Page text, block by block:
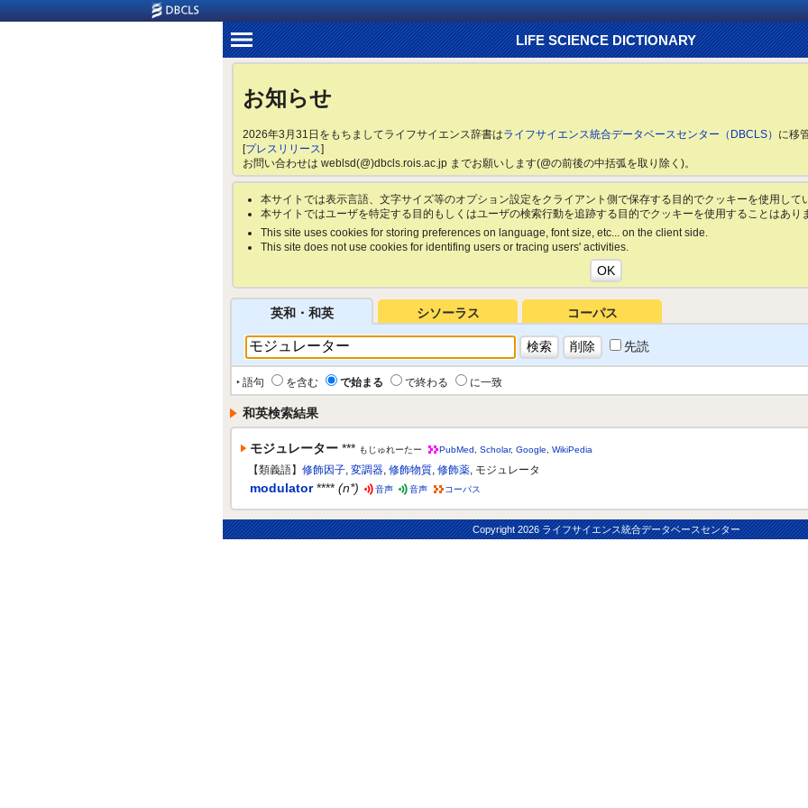
LIFE SCIENCE DICTIONARY
お知らせ
2026年3月31日をもちましてライフサイエンス辞書はライフサイエンス統合データベースセンター（DBCLS） に移
[プレスリリース]
お問い合わせは weblsd(@)dbcls.rois.ac.jp までお願いします(@の前後の中括弧を取り除く)。
本サイトでは表示言語、文字サイズ等のオプション設定をクライアント側で保存する目的でクッキーを使用して
本サイトではユーザを特定する目的もしくはユーザの検索行動を追跡する目的でクッキーを使用することはあり
This site uses cookies for storing preferences on language, font size, etc... on the client side.
This site does not use cookies for identifing users or tracing users' activities.
英和・和英 シソーラス コーパス
先読
‣ 語句 を含む で始まる で終わる
に一致
和英検索結果
モジュレーター *** もじゅれーたー PubMed Scholar, Google WikiPedia
【類義語】 修飾因子, 変調器, 修飾物質, 修飾薬, モジュレータ
modulator **** (n*) 音声 音声 コーパス
Copyright2026 ライフサイエンス統合データベースセンター